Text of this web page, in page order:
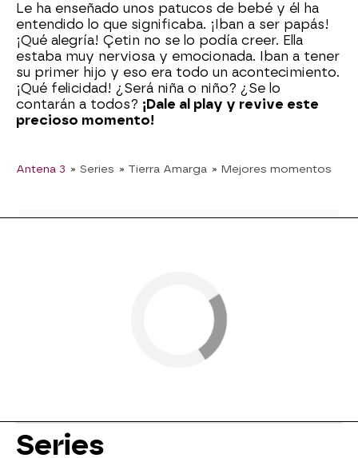
Le ha enseñado unos patucos de bebé y él ha
entendido lo que significaba. ¡Iban a ser papás!
¡Qué alegría! Çetin no se lo podía creer. Ella
estaba muy nerviosa y emocionada. Iban a tener
su primer hijo y eso era todo un acontecimiento.
¡Qué felicidad! ¿Será niña o niño? ¿Se lo
contarán a todos? ¡Dale al play y revive este
precioso momento!
Antena 3 » Series » Tierra Amarga » Mejores momentos
Series